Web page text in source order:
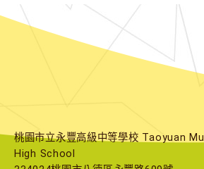
桃園市立永豐高級中等學校 Taoyuan
High School